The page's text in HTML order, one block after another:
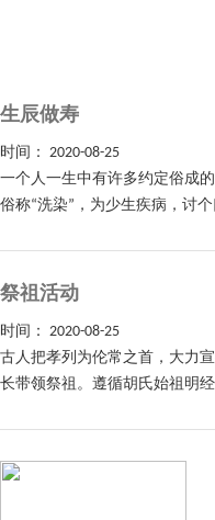
生辰做寿
时间： 2020-08-25
一个人一生中有许多约定俗成
俗称“洗染”，为少生疾病，讨
祭祖活动
时间： 2020-08-25
古人把孝列为伦常之首，大力
长带领祭祖。遵循胡氏始祖明